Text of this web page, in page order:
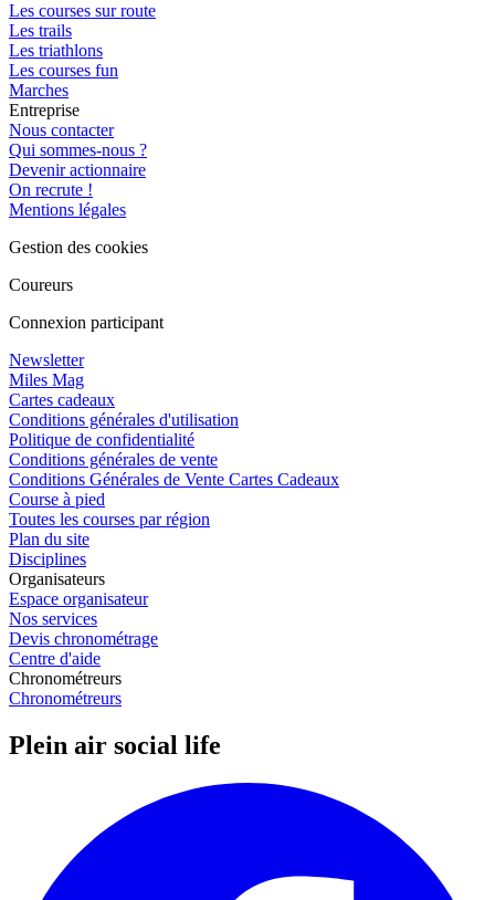
Les courses sur route
Les trails
Les triathlons
Les courses fun
Marches
Entreprise
Nous contacter
Qui sommes-nous ?
Devenir actionnaire
On recrute !
Mentions légales
Gestion des cookies
Coureurs
Connexion participant
Newsletter
Miles Mag
Cartes cadeaux
Conditions générales d'utilisation
Politique de confidentialité
Conditions générales de vente
Conditions Générales de Vente Cartes Cadeaux
Course à pied
Toutes les courses par région
Plan du site
Disciplines
Organisateurs
Espace organisateur
Nos services
Devis chronométrage
Centre d'aide
Chronométreurs
Chronométreurs
Plein air social life